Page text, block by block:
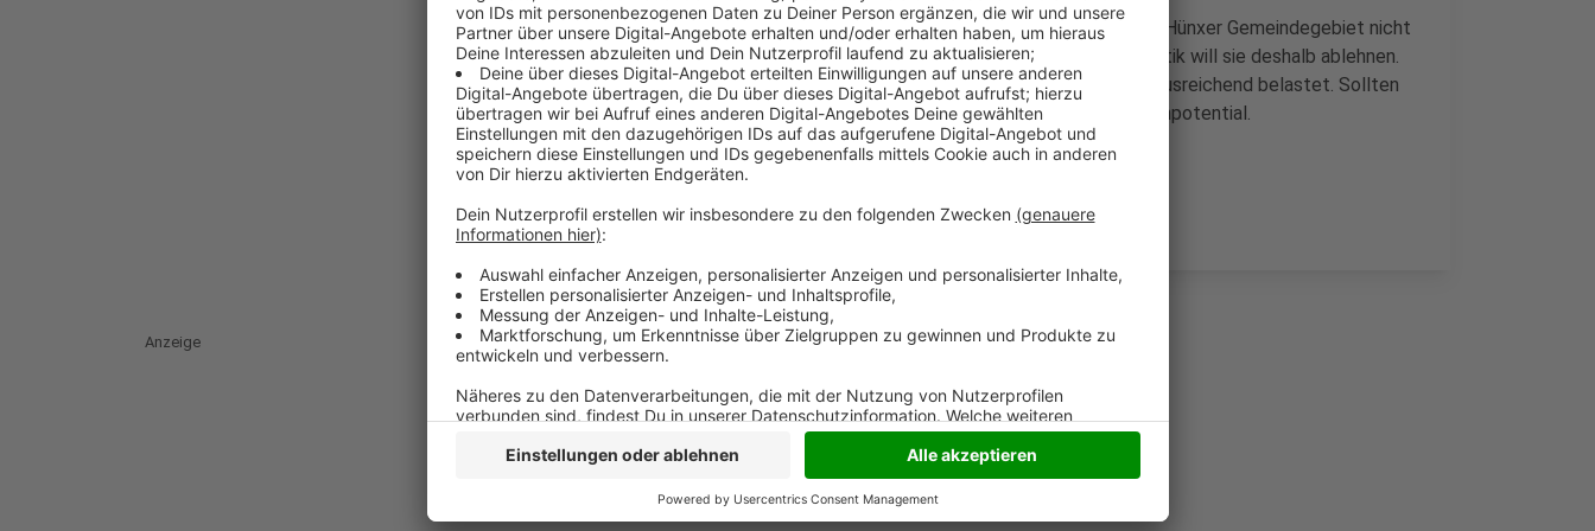
Amprion favorisiert aktuell die Trasse über Rees - dann wäre das Hünxer Gemeindegebiet nicht
betroffen. Bei beiden Alternativtrassen wäre das anders. Die Politik will sie deshalb ablehnen.
Die Hünxer sehen sich durch den Pipelinebau von Zeelink schon ausreichend belastet. Sollten
sich beide Trassenverläufe kreuzen, sei das ein enormes Gefahrenpotential.
Anzeige
Anzeige